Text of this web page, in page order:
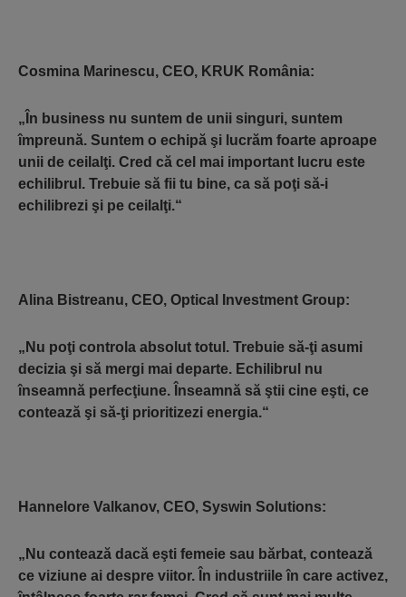
Cosmina Marinescu, CEO, KRUK România:
„În business nu suntem de unii singuri, suntem
împreună. Suntem o echipă şi lucrăm foarte aproape
unii de ceilalţi. Cred că cel mai important lucru este
echilibrul. Trebuie să fii tu bine, ca să poţi să-i
echilibrezi şi pe ceilalţi.“
Alina Bistreanu, CEO, Optical Investment Group:
„Nu poţi controla absolut totul. Trebuie să-ţi asumi
decizia şi să mergi mai departe. Echilibrul nu
înseamnă perfecţiune. Înseamnă să ştii cine eşti, ce
contează şi să-ţi prioritizezi energia.“
Hannelore Valkanov, CEO, Syswin Solutions:
„Nu contează dacă eşti femeie sau bărbat, contează
ce viziune ai despre viitor. În industriile în care activez,